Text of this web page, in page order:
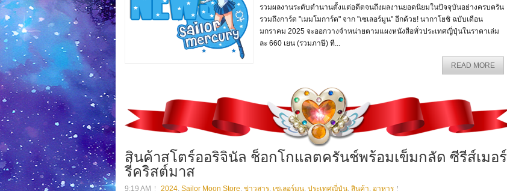
รวมผลงานระดับตำนานตั้งแต่อดีตจนถึงผลงานยอดนิยมในปัจจุบันอย่างครบครัน
รวมถึงการ์ด "เมมโมการ์ด" จาก "เซเลอร์มูน" อีกด้วย! นากาโยชิ ฉบับเดือน
มกราคม 2025 จะออกวางจำหน่ายตามแผงหนังสือทั่วประเทศญี่ปุ่นในราคาเล่ม
ละ 660 เยน (รวมภาษี) ที...
READ MORE
สินค้าสโตร์ออริจินัล ช็อกโกแลตครันช์พร้อมเข็มกลัด ซีรีส์เมอร์
รี่คริสต์มาส
9:19 AM 2024, Sailor Moon Store, ข่าวสาร, เซเลอร์มูน, ประเทศญี่ปุ่น, สินค้า, อาหาร